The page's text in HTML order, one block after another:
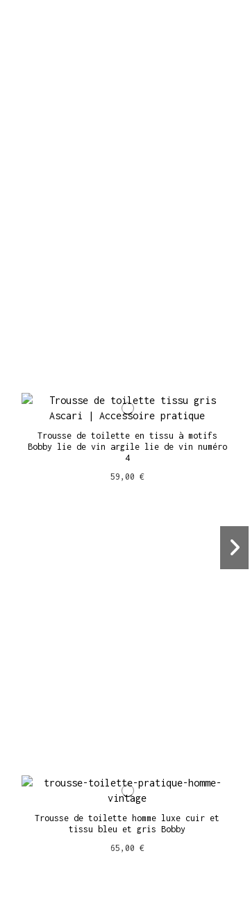
Trousse de toilette en tissu à motifs
Bobby lie de vin argile lie de vin numéro
4
59,00 €
Trousse de toilette homme luxe cuir et
tissu bleu et gris Bobby
65,00 €